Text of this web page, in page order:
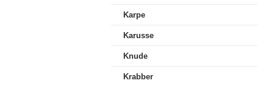
Karpe
Karusse
Knude
Krabber